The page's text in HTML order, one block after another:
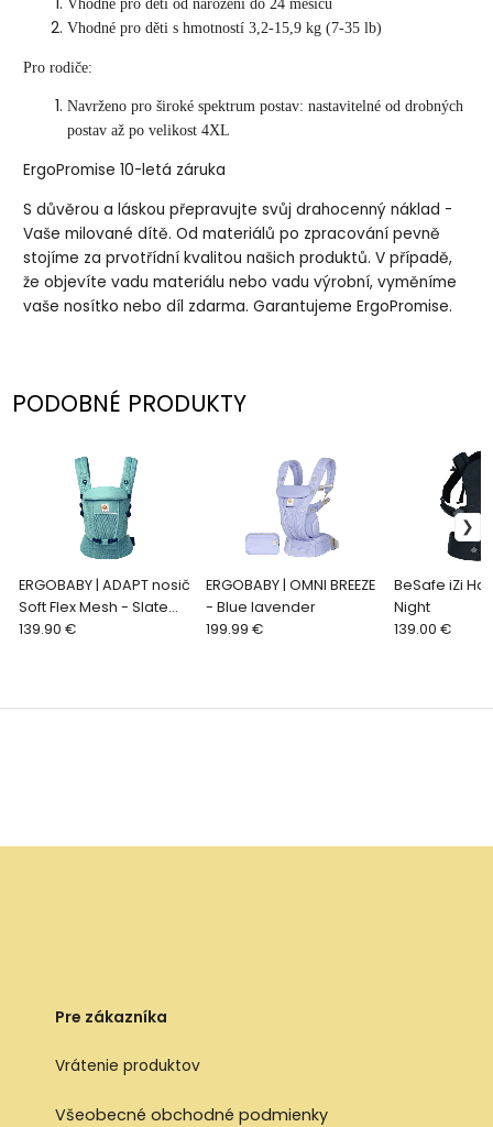
Vhodné pro děti od narození do 24 měsíců
Vhodné pro děti s hmotností 3,2-15,9 kg (7-35 lb)
Pro rodiče:
Navrženo pro široké spektrum postav: nastavitelné od drobných
postav až po velikost 4XL
ErgoPromise 10-letá záruka
S důvěrou a láskou přepravujte svůj drahocenný náklad -
Vaše milované dítě. Od materiálů po zpracování pevně
stojíme za prvotřídní kvalitou našich produktů. V případě,
že objevíte vadu materiálu nebo vadu výrobní, vyměníme
vaše nosítko nebo díl zdarma. Garantujeme ErgoPromise.
PODOBNÉ PRODUKTY
ERGOBABY | ADAPT nosič
Soft Flex Mesh - Slate
Blue
139.90 €
ERGOBABY | OMNI BREEZE
- Blue lavender
199.99 €
BeSafe iZi
Night
139.00 €
Pre zákazníka
Vrátenie produktov
Všeobecné obchodné podmienky